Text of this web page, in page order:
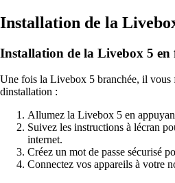
Installation de la
Installation de la Livebox 5 en
Une fois la Livebox 5 branchée, il vous
dinstallation :
Allumez la Livebox 5 en
Suivez les instructions à lécran
internet.
Créez un mot de passe sécurisé
Connectez vos appareils à votre